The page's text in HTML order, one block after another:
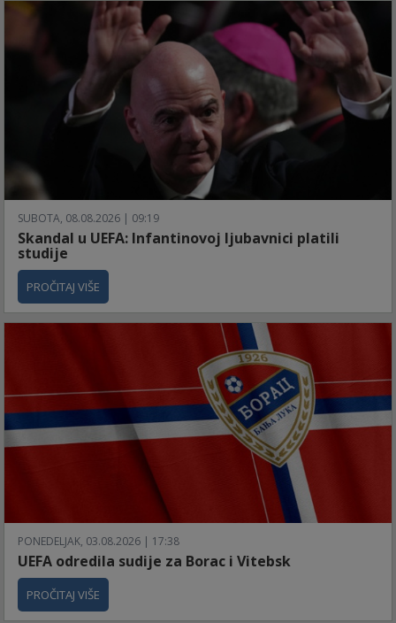
SUBOTA, 08.08.2026 | 09:19
Skandal u UEFA: Infantinovoj ljubavnici platili
studije
PROČITAJ VIŠE
PONEDELJAK, 03.08.2026 | 17:38
UEFA odredila sudije za Borac i Vitebsk
PROČITAJ VIŠE